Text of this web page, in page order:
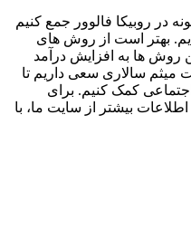
در روبیکا فالوور جمع کنیم
بهتر است از روش های
روش ها به افزایش درآمد
سالاری سعی داریم تا
کمک کنیم. برای
بیشتر از سایت ما، با